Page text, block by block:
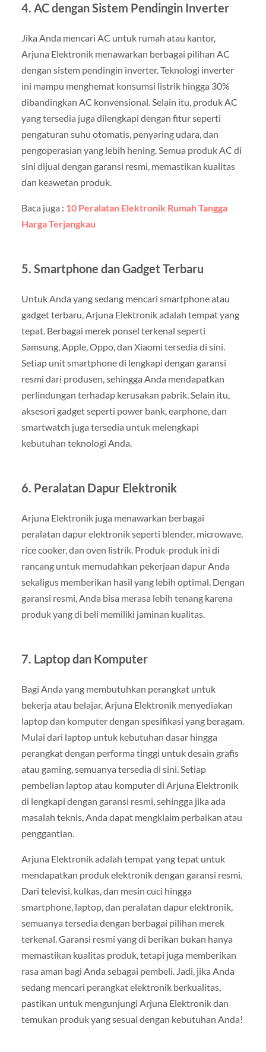
4. AC dengan Sistem Pendingin Inverter
Jika Anda mencari AC untuk rumah atau kantor,
Arjuna Elektronik menawarkan berbagai pilihan AC
dengan sistem pendingin inverter. Teknologi inverter
ini mampu menghemat konsumsi listrik hingga 30%
dibandingkan AC konvensional. Selain itu, produk AC
yang tersedia juga dilengkapi dengan fitur seperti
pengaturan suhu otomatis, penyaring udara, dan
pengoperasian yang lebih hening. Semua produk AC di
sini dijual dengan garansi resmi, memastikan kualitas
dan keawetan produk.
Baca juga : 10 Peralatan Elektronik Rumah Tangga
Harga Terjangkau
5. Smartphone dan Gadget Terbaru
Untuk Anda yang sedang mencari smartphone atau
gadget terbaru, Arjuna Elektronik adalah tempat yang
tepat. Berbagai merek ponsel terkenal seperti
Samsung, Apple, Oppo, dan Xiaomi tersedia di sini.
Setiap unit smartphone di lengkapi dengan garansi
resmi dari produsen, sehingga Anda mendapatkan
perlindungan terhadap kerusakan pabrik. Selain itu,
aksesori gadget seperti power bank, earphone, dan
smartwatch juga tersedia untuk melengkapi
kebutuhan teknologi Anda.
6. Peralatan Dapur Elektronik
Arjuna Elektronik juga menawarkan berbagai
peralatan dapur elektronik seperti blender, microwave,
rice cooker, dan oven listrik. Produk-produk ini di
rancang untuk memudahkan pekerjaan dapur Anda
sekaligus memberikan hasil yang lebih optimal. Dengan
garansi resmi, Anda bisa merasa lebih tenang karena
produk yang di beli memiliki jaminan kualitas.
7. Laptop dan Komputer
Bagi Anda yang membutuhkan perangkat untuk
bekerja atau belajar, Arjuna Elektronik menyediakan
laptop dan komputer dengan spesifikasi yang beragam.
Mulai dari laptop untuk kebutuhan dasar hingga
perangkat dengan performa tinggi untuk desain grafis
atau gaming, semuanya tersedia di sini. Setiap
pembelian laptop atau komputer di Arjuna Elektronik
di lengkapi dengan garansi resmi, sehingga jika ada
masalah teknis, Anda dapat mengklaim perbaikan atau
penggantian.
Arjuna Elektronik adalah tempat yang tepat untuk
mendapatkan produk elektronik dengan garansi resmi.
Dari televisi, kulkas, dan mesin cuci hingga
smartphone, laptop, dan peralatan dapur elektronik,
semuanya tersedia dengan berbagai pilihan merek
terkenal. Garansi resmi yang di berikan bukan hanya
memastikan kualitas produk, tetapi juga memberikan
rasa aman bagi Anda sebagai pembeli. Jadi, jika Anda
sedang mencari perangkat elektronik berkualitas,
pastikan untuk mengunjungi Arjuna Elektronik dan
temukan produk yang sesuai dengan kebutuhan Anda!